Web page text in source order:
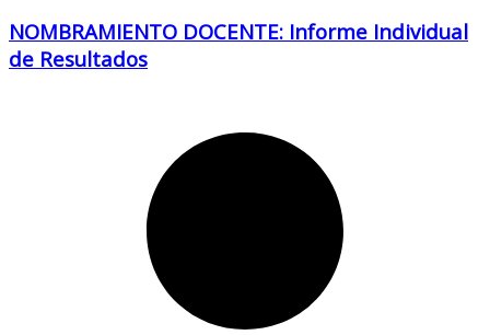
NOMBRAMIENTO DOCENTE: Informe Individual
de Resultados